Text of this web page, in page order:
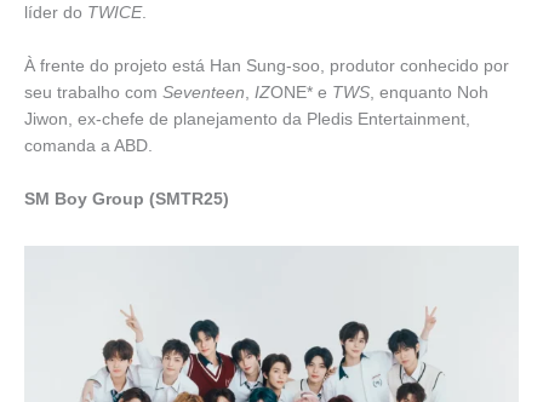
líder do TWICE.
À frente do projeto está Han Sung-soo, produtor conhecido por
seu trabalho com Seventeen IZONE* e TWS , enquanto Noh
Jiwon, ex-chefe de planejamento da Pledis Entertainment,
comanda a ABD.
SM Boy Group (SMTR25)